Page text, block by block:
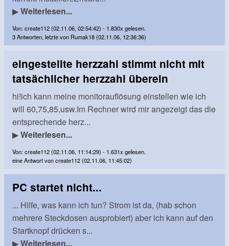
▶Weiterlesen...
Von: create112 (02.11.06, 02:54:42) - 1.830x gelesen.
3 Antworten, letzte von Rumak18 (02.11.06, 12:36:36)
eingestellte herzzahl stimmt nicht mit
tatsächlicher herzzahl überein
hi!ich kann meine monitorauflösung einstellen wie ich
will 60,75,85,usw.Im Rechner wird mir angezeigt das die
entsprechende herz...
▶Weiterlesen...
Von: create112 (02.11.06, 11:14:29) - 1.631x gelesen.
eine Antwort von create112 (02.11.06, 11:45:02)
PC startet nicht...
... Hilfe, was kann ich tun? Strom ist da, (hab schon
mehrere Steckdosen ausprobiert) aber ich kann auf den
Startknopf drücken s...
▶Weiterlesen...